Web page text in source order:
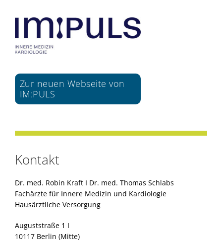
Zur neuen Webseite von
IM:PULS
Kontakt
Dr. med. Robin Kraft I Dr. med. Thomas Schlabs
Fachärzte für Innere Medizin und Kardiologie
Hausärztliche Versorgung
Auguststraße 1 I
10117 Berlin (Mitte)